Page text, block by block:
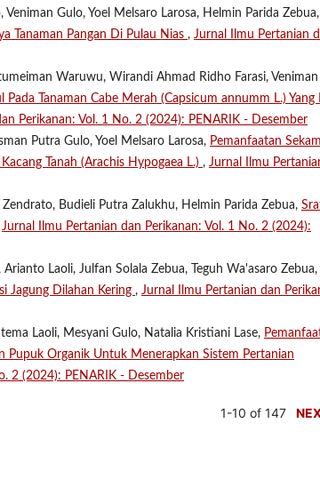
Gulo, Yoel Melsaro Larosa, Helmin Parida Zebua,
Tanaman Pangan Di Pulau Nias , Jurnal Ilmu Pertanian
Waruwu, Wirandi Ahmad Ridho Farasi, Veniman
Pada Tanaman Cabe Merah (Capsicum annumm L.) Yang
Perikanan: Vol. 1 No. 2 (2024): PENARIK - Desember
Putra Gulo, Yoel Melsaro Larosa, Pemanfaatan Sekam
Tanah (Arachis Hypogaea L.) , Jurnal Ilmu
Budieli Putra Zalukhu, Helmin Parida Zebua,
Jurnal Ilmu Pertanian dan Perikanan: Vol. 1 No. 2 (2024):
Laoli, Julfan Solala Zebua, Teguh Wa'asaro Zebua,
Jagung Dilahan Kering , Jurnal Ilmu Pertanian dan
Laoli, Mesyani Gulo, Natalia Kristiani Lase,
Pupuk Organik Untuk Menerapkan Sistem Pertanian
2 (2024): PENARIK - Desember
1-10 of 147